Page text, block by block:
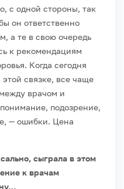
с одной стороны, так
он ответственно
а те в свою очередь
к рекомендациям
Когда сегодня
связке, все чаще
врачом и
подозрение,
— ошибки. Цена
сыграла в этом
к врачам